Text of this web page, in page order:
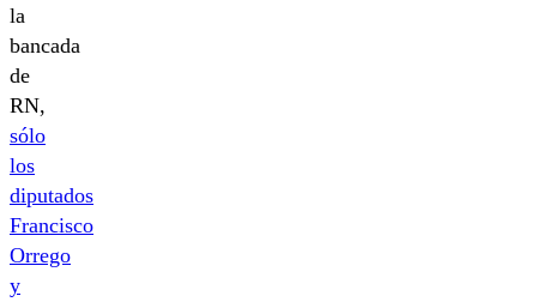
la
bancada
de
RN,
sólo
los
diputados
Francisco
Orrego
y